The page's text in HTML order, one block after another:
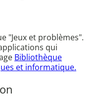
"Jeux et problèmes".
qui
Bibliothèque
et informatique.